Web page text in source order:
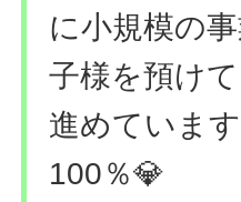
に小規模の
子様を預け
進めていま
100％💎